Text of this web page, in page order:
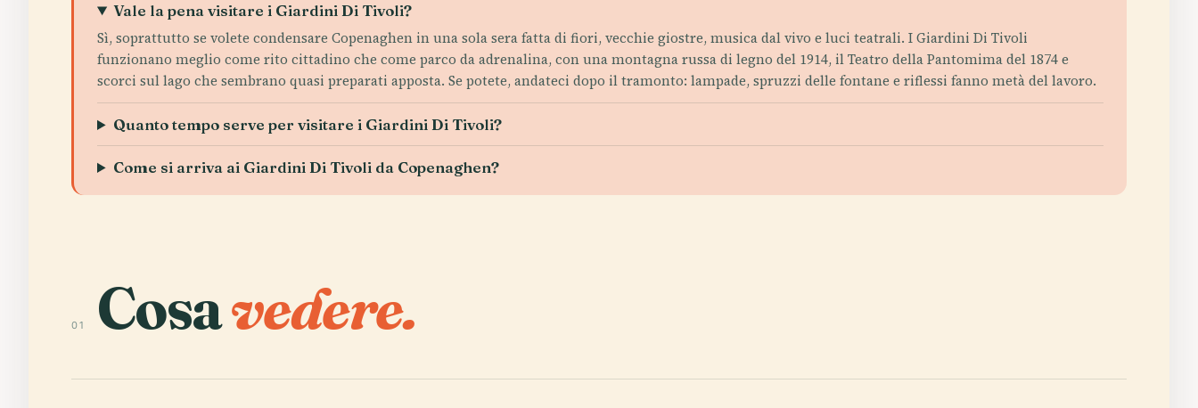
Vale la pena visitare i Giardini Di Tivoli?
Sì, soprattutto se volete condensare Copenaghen in una sola sera fatta di fiori, vecchie giostre, musica dal vivo e luci teatrali. I Giardini Di Tivoli
funzionano meglio come rito cittadino che come parco da adrenalina, con una montagna russa di legno del 1914, il Teatro della Pantomima del 1874 e
scorci sul lago che sembrano quasi preparati apposta. Se potete, andateci dopo il tramonto: lampade, spruzzi delle fontane e riflessi fanno metà del lavoro.
Quanto tempo serve per visitare i Giardini Di Tivoli?
Come si arriva ai Giardini Di Tivoli da Copenaghen?
01 Cosavedere.